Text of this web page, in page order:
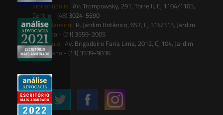
Florianópolis: Av. Trompowsky, 291, Torre II, Cj 1104/1105,
Centro - (48) 3024-5590
Rio de Janeiro: R. Jardim Botânico, 657, Cj 314/315, Jardim
Botânico - (21) 3559-2005
São Paulo: Av. Brigadeiro Faria Lima, 2012, Cj 104, Jardim
Paulistano - (11) 3539-9036
Siga-nos